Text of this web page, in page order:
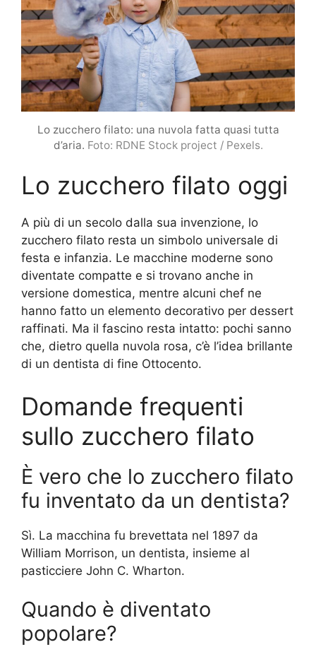
Lo zucchero filato: una nuvola fatta quasi tutta
d’aria. Foto: RDNE Stock project / Pexels.
Lo zucchero filato oggi
A più di un secolo dalla sua invenzione, lo
zucchero filato resta un simbolo universale di
festa e infanzia. Le macchine moderne sono
diventate compatte e si trovano anche in
versione domestica, mentre alcuni chef ne
hanno fatto un elemento decorativo per dessert
raffinati. Ma il fascino resta intatto: pochi sanno
che, dietro quella nuvola rosa, c’è l’idea brillante
di un dentista di fine Ottocento.
Domande frequenti
sullo zucchero filato
È vero che lo zucchero filato
fu inventato da un dentista?
Sì. La macchina fu brevettata nel 1897 da
William Morrison, un dentista, insieme al
pasticciere John C. Wharton.
Quando è diventato
popolare?